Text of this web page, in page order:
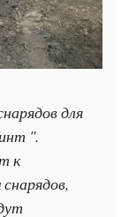
для
".
к